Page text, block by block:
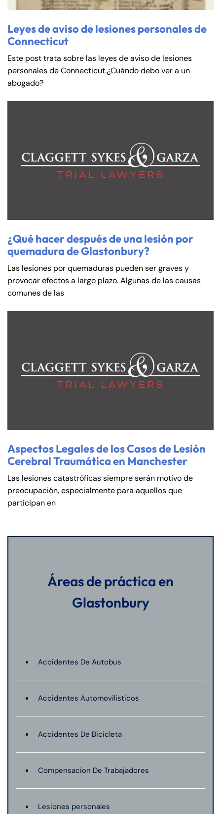
Leyes de aviso de lesiones personales de
Connecticut
Este post trata sobre las leyes de aviso de lesiones
personales de Connecticut.¿Cuándo debo ver a un
abogado?
¿Qué hacer después de una lesión por
quemadura de Glastonbury?
Las lesiones por quemaduras pueden ser graves y
provocar efectos a largo plazo. Algunas de las causas
comunes de las
Aspectos Legales de los Casos de Lesión
Cerebral Traumática en Manchester
Las lesiones catastróficas siempre serán motivo de
preocupación, especialmente para aquellos que
participan en
Áreas de práctica en
Glastonbury
Accidentes De Autobus
Accidentes Automovilisticos
Accidentes De Bicicleta
Compensacion De Trabajadores
Lesiones personales